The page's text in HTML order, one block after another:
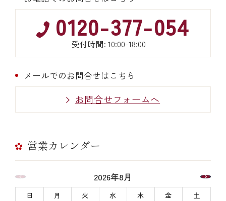
0120-377-054
受付時間: 10:00-18:00
メールでのお問合せはこちら
お問合せフォームへ
営業カレンダー
2026年8月
日 月 火 水 木 金
土